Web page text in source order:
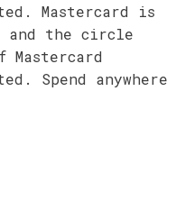
Mastercard is
and the circle
Mastercard
Spend anywhere